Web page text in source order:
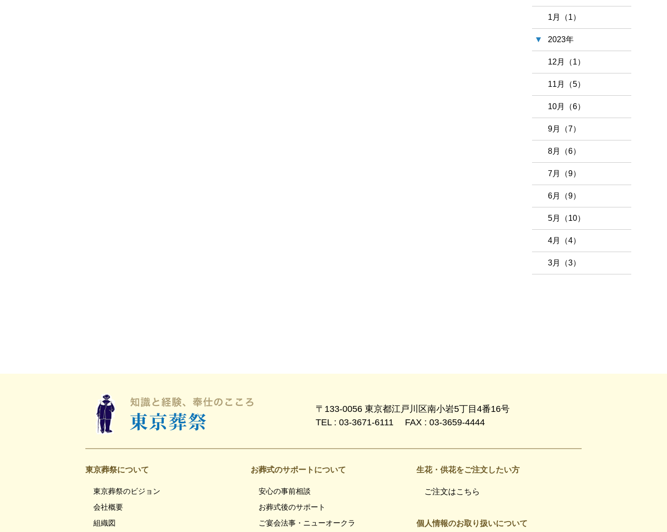
1月（1）
2023年
12月（1）
11月（5）
10月（6）
9月（7）
8月（6）
7月（9）
6月（9）
5月（10）
4月（4）
3月（3）
〒133-0056 東京都江戸川区南小岩5丁目4番16号
TEL : 03-3671-6111 FAX : 03-3659-4444
東京葬祭について
東京葬祭のビジョン
会社概要
組織図
お葬式のサポートについて
安心の事前相談
お葬式後のサポート
ご宴会法事・ニューオークラ
生花・供花をご注文したい方
ご注文はこちら
個人情報のお取り扱いについて